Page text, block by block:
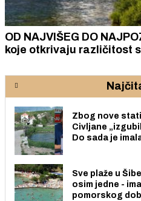
OD NAJVIŠEG DO
koje otkrivaju različitost
Zbog nove
Civljane
Do sada je
Sve plaže u
osim jedne -
pomorskog